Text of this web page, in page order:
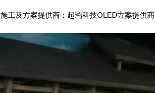
施工及方案提供商：起鸿科技OLED方案提供商